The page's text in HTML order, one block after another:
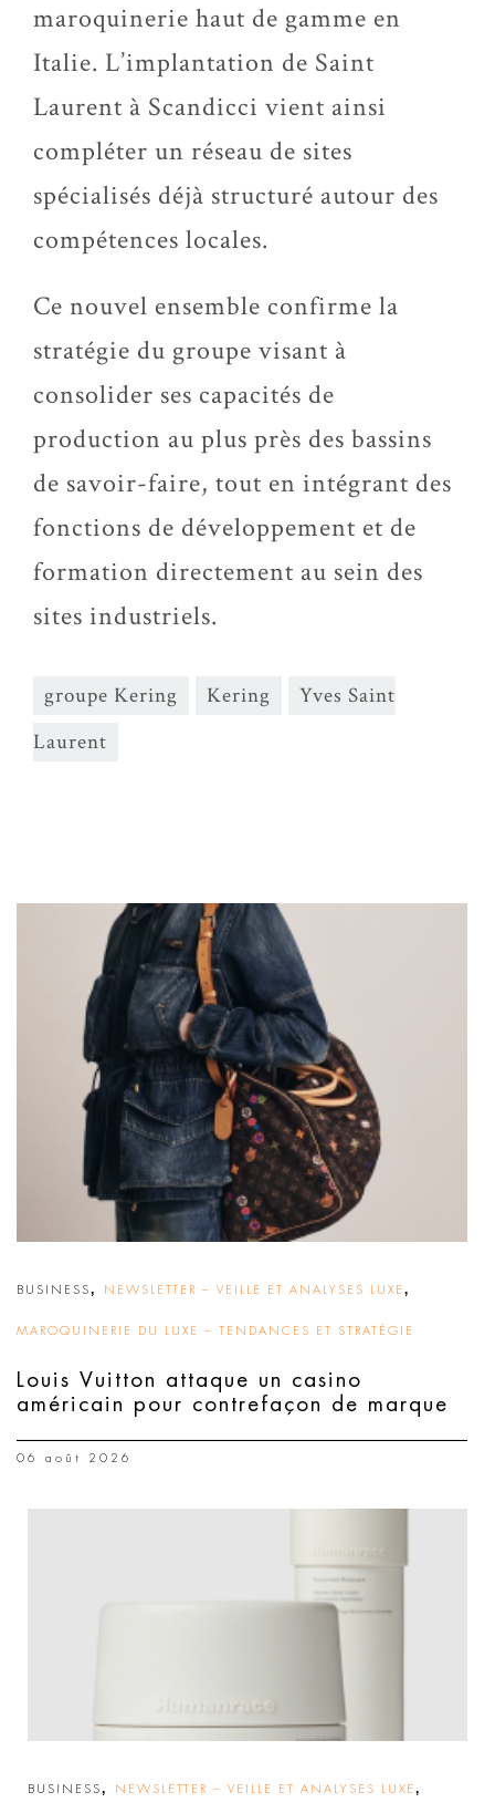
maroquinerie haut de gamme en
Italie. L’implantation de Saint
Laurent à Scandicci vient ainsi
compléter un réseau de sites
spécialisés déjà structuré autour des
compétences locales.
Ce nouvel ensemble confirme la
stratégie du groupe visant à
consolider ses capacités de
production au plus près des bassins
de savoir-faire, tout en intégrant des
fonctions de développement et de
formation directement au sein des
sites industriels.
groupe Kering Kering
Yves Saint
Laurent
BUSINESS, NEWSLETTER – VEILLE ET ANALYSES LUXE ,
MAROQUINERIE DU LUXE – TENDANCES ET STRATÉGIE
Louis Vuitton attaque un casino
américain pour contrefaçon de marque
06 août 2026
BUSINESS, NEWSLETTER – VEILLE ET ANALYSES LUXE ,